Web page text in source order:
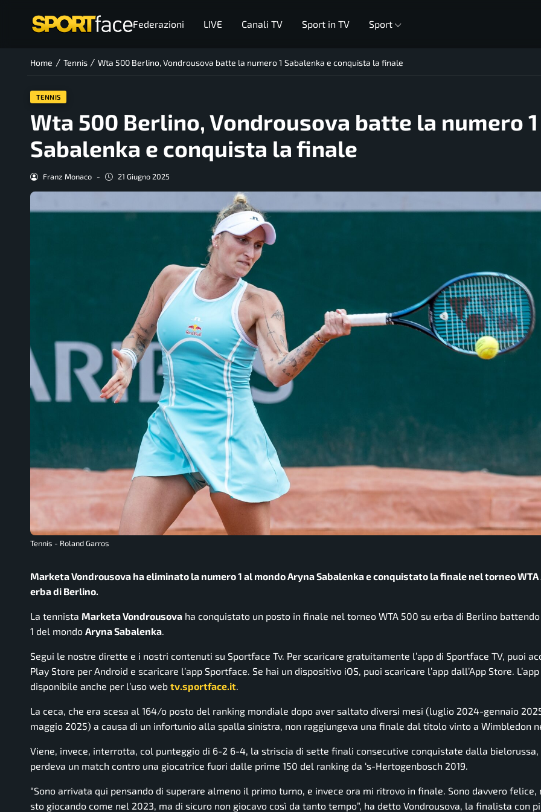
Federazioni LIVE Canali TV Sport in TV Sport
Home / Tennis / Wta 500 Berlino, Vondrousova batte la numero 1 Sabalenka e conquista la finale
TENNIS
Wta 500 Berlino, Vondrousova batte la numero 1
Sabalenka e conquista la finale
Franz Monaco - 21 Giugno 2025
Tennis - Roland Garros
Marketa Vondrousova ha eliminato la numero 1 al mondo Aryna Sabalenka e conquistato la finale nel torneo WTA
erba di Berlino.
La tennista Marketa Vondrousova ha conquistato un posto in finale nel torneo WTA 500 su erba di Berlino
1 del mondo Aryna Sabalenka
Segui le nostre dirette e i nostri contenuti su Sportface Tv. Per scaricare gratuitamente l’app di Sportface TV, puoi
Play Store per Android e scaricare l’app Sportface. Se hai un dispositivo iOS, puoi scaricare l’app dall’App Store. L’app
disponibile anche per l’uso web tv.sportface.it
La ceca, che era scesa al 164/o posto del ranking mondiale dopo aver saltato diversi mesi (luglio 2024-gennaio
maggio 2025) a causa di un infortunio alla spalla sinistra, non raggiungeva una finale dal titolo vinto a Wimbledon
Viene, invece, interrotta, col punteggio di 6-2 6-4, la striscia di sette finali consecutive conquistate dalla bielorussa,
perdeva un match contro una giocatrice fuori dalle prime 150 del ranking da ‘s-Hertogenbosch 2019.
“Sono arrivata qui pensando di superare almeno il primo turno, e invece ora mi ritrovo in finale. Sono davvero felice,
sto giocando come nel 2023, ma di sicuro non giocavo così da tanto tempo”, ha detto Vondrousova, la finalista con